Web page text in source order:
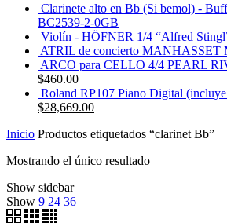
Clarinete alto en Bb (Si bemol) -
BC2539-2-0GB
Violín - HÖFNER 1/4 “Alfred
ATRIL de concierto MANHASSET
ARCO para CELLO 4/4 PEARL
$460.00
Roland RP107 Piano Digital
$28,669.00
Inicio Productos etiquetados “clarinet Bb”
Mostrando el único resultado
Show sidebar
Show 9 24 36